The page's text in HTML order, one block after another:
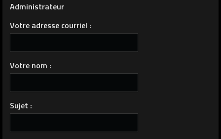
Administrateur
Votre adresse courriel :
Votre nom :
Sujet :